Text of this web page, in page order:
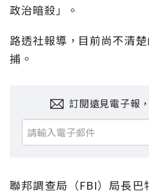
政治暗殺」。
路透社報導，目前尚不清
捕。
訂閱遠見電子報
聯邦調查局（FBI）局長